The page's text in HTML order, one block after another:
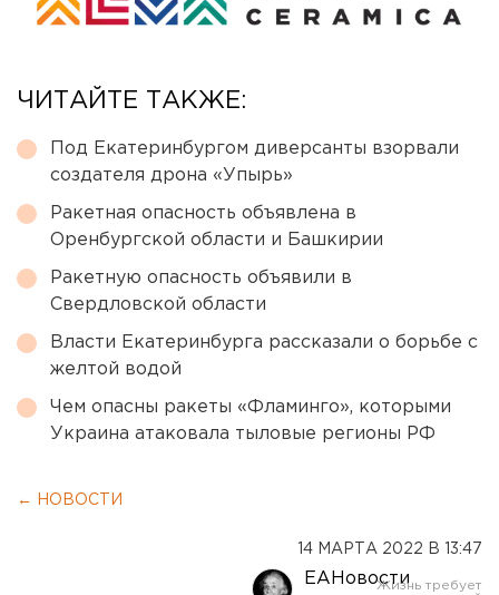
ЧИТАЙТЕ ТАКЖЕ:
Под Екатеринбургом диверсанты взорвали
создателя дрона «Упырь»
Ракетная опасность объявлена в
Оренбургской области и Башкирии
Ракетную опасность объявили в
Свердловской области
Власти Екатеринбурга рассказали о борьбе с
желтой водой
Чем опасны ракеты «Фламинго», которыми
Украина атаковала тыловые регионы РФ
← НОВОСТИ
14 МАРТА 2022 В 13:47
ЕАНовости